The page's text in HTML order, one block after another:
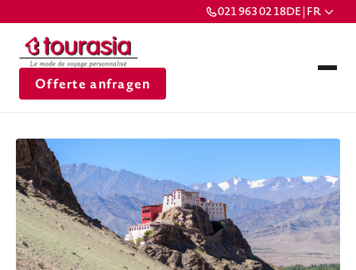
021 963 02 18DE | FR
Offerte anfragen